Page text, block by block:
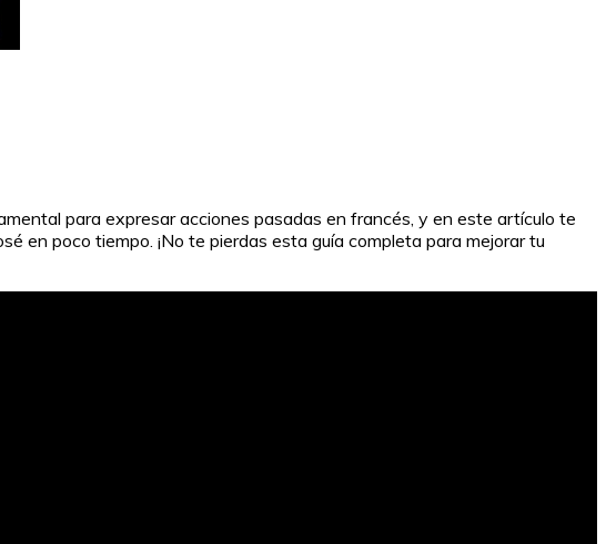
para expresar acciones pasadas en francés, y en este artículo te
en poco tiempo. ¡No te pierdas esta guía completa para mejorar tu